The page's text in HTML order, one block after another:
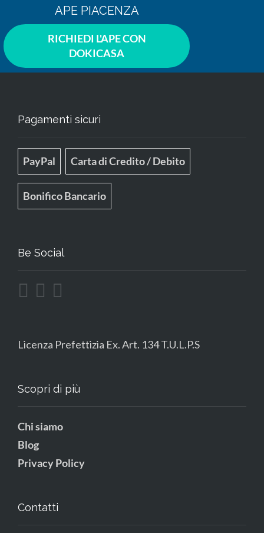
APE PIACENZA
RICHIEDI L'APE CON
DOKICASA
Pagamenti sicuri
PayPal Carta di Credito / Debito
Bonifico Bancario
Be Social
Licenza Prefettizia Ex. Art. 134 T.U.L.P.S
Scopri di più
Chi siamo
Blog
Privacy Policy
Contatti